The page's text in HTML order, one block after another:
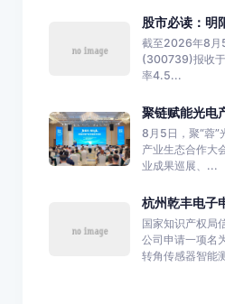
股市必读：明
截至2026年8月
(300739)报收
率4.5...
聚链赋能光电
8月5日，聚“蓉
产业生态合作大
业成果巡展、...
杭州乾丰电子
国家知识产权局
公司申请一项名
转角传感器智能